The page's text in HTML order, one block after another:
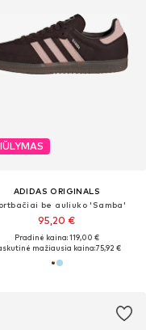
ADIDAS ORIGINALS
be auliuko 'Samba'
95,20 €
Pradinė kaina: 119,00 €
mažiausia kaina:75,92 €